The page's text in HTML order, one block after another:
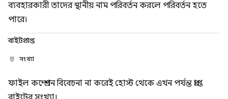
ব্যবহারকারী তাদের স্থানীয় নাম পরিবর্তন করলে পরিবর্তন হতে
পারে।
বাইটপ্রাপ্ত
সংখ্যা
ফাইল কম্প্রেশন বিবেচনা না করেই হোস্ট থেকে এখন পর্যন্ত প্রাপ্ত